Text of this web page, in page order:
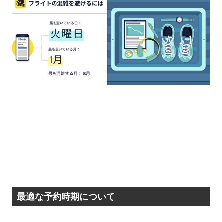
最適な予約時期について